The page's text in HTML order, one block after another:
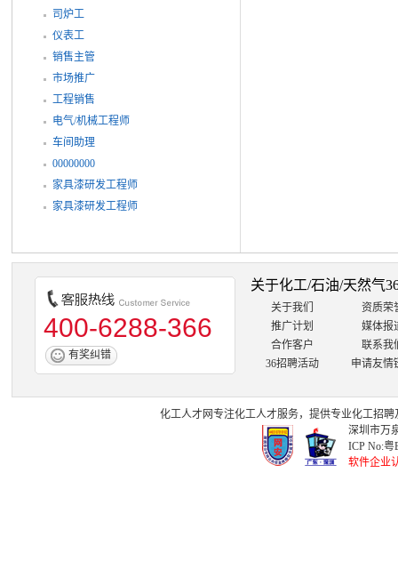
司炉工
仪表工
销售主管
市场推广
工程销售
电气/机械工程师
车间助理
00000000
家具漆研发工程师
家具漆研发工程师
400-6288-366
有奖纠错
关于化工/石油/天然气
关于我们
资质荣
推广计划
媒体报
合作客户
联系我
36招聘活动
申请友情
化工人才网专注化工人才服务，提供专业化工招聘
深圳市万
ICP No:粤
软件企业